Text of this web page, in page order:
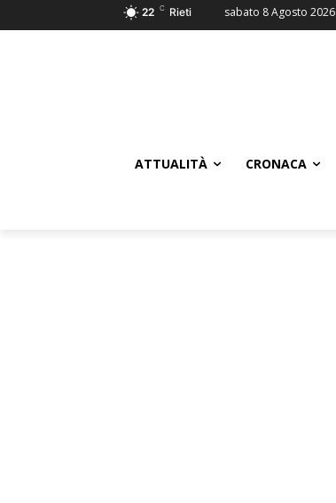
22 C Rieti sabato 8 Agosto 2026
ATTUALITÀ CRONACA